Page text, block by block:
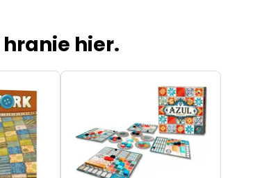
hier.